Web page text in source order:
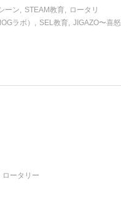
ーン STEAM教育
ロータリ
ラボ） SEL教育 JIGAZO〜喜怒
ロータリー